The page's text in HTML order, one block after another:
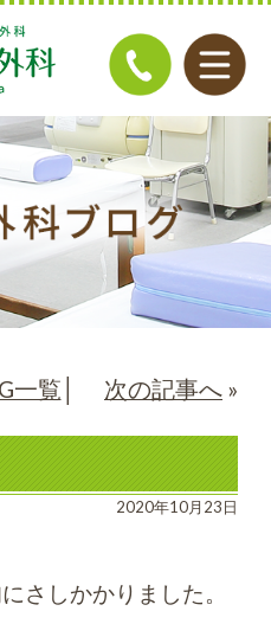
一覧 次の記事へ »
2020年10月23日
さしかかりました。